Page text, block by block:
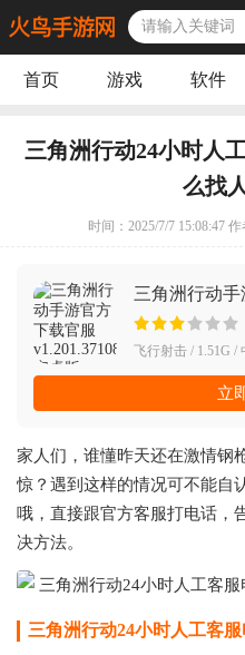
首页 游戏 软件
三角洲行动24小时人
么找
时间：2025/7/7 15:08:47
三角洲行动
安卓版
飞行射击 / 1.51G /
立
家人们，谁懂昨天还在激情钢
惊？遇到这样的情况可不能自
哦，直接跟官方客服打电话，
决方法。
三角洲行动24小时人工客服